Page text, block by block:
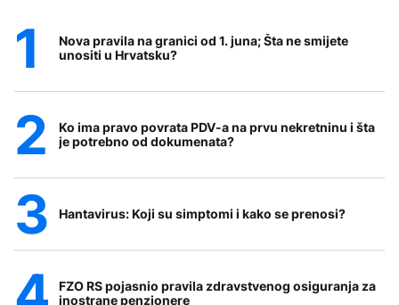
Nova pravila na granici od 1. juna; Šta ne smijete
unositi u Hrvatsku?
Ko ima pravo povrata PDV-a na prvu nekretninu i šta
je potrebno od dokumenata?
Hantavirus: Koji su simptomi i kako se prenosi?
FZO RS pojasnio pravila zdravstvenog osiguranja za
inostrane penzionere